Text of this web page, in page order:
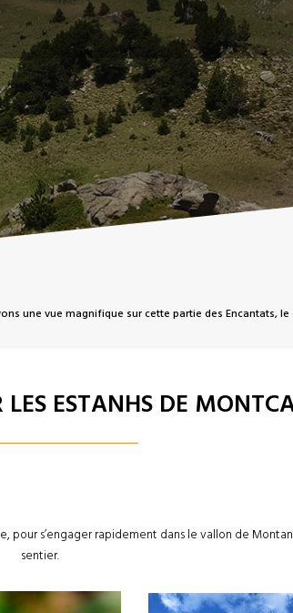
une vue magnifique sur cette partie des Encantats,
ESTANHS DE
pour s’engager rapidement dans le vallon de
sentier.